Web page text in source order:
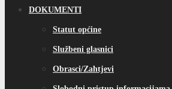
DOKUMENTI
Statut općine
Službeni glasnici
Obrasci/Zahtjevi